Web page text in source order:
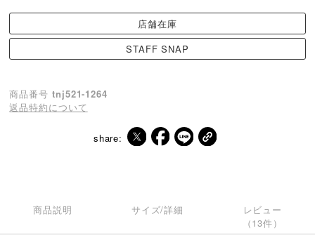
店舗在庫
STAFF SNAP
商品番号 tnj521-1264
返品特約について
share:
商品説明 サイズ/詳細
レビュー
（13件）